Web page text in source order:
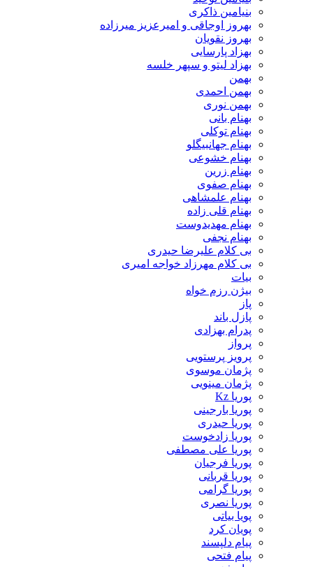
بنیامین ذاکری
بهروز اوجاقی و امیرعزیز میرزاده
بهروز نقویان
بهزاد پارسایی
بهزاد لیتو و سپهر خلسه
بهمن احمدی
بهمن نوری
بهنام بانی
بهنام توکلی
بهنام جهانبیگلو
بهنام خشوعی
بهنام زرین
بهنام صفوی
بهنام علمشاهی
بهنام قلی زاده
بهنام مهدیدوست
بهنام نجفی
بی کلام علیرضا حیدری
بی کلام مهرزاد خواجه امیری
بیژن رزم خواه
پازل باند
پدرام بهزادی
پرویز پرستویی
پژمان موسوی
پژمان مینویی
پوریا بارجینی
پوریا حیدری
پوریا زادخوست
پوریا علی مصطفی
پوریا فرجیان
پوریا قربانی
پوریا گرامی
پوریا نصری
پویا بیاتی
پویان کرد
پیام دلپسند
پیام فتحی